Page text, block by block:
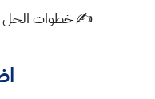
✍️ خطوات الحل